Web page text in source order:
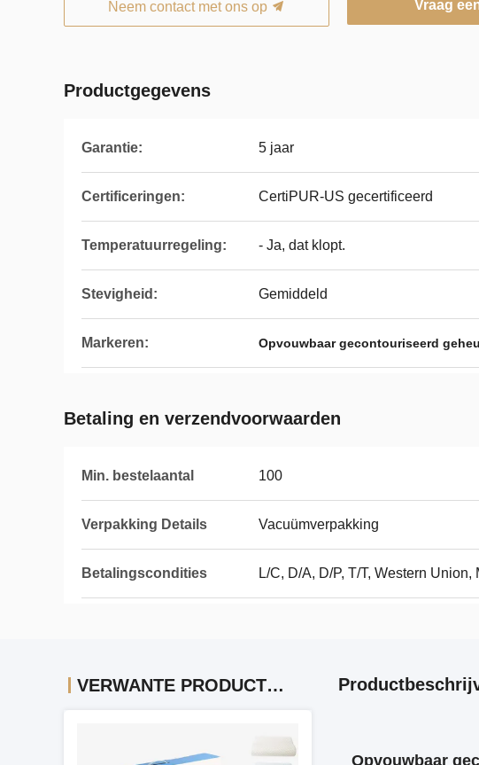
Neem contact met ons op Vraag
Productgegevens
Garantie: 5 jaar
Certificeringen: CertiPUR-US gecertificeerd
Temperatuurregeling: - Ja, dat klopt.
Stevigheid: Gemiddeld
Markeren: Opvouwbaar gecontouriseerd
Betaling en verzendvoorwaarden
Min. bestelaantal 100
Verpakking Details Vacuümverpakking
Betalingscondities L/C, D/A, D/P, T/T, Western Union,
VERWANTE PRODUCTEN
Opvouwbaar